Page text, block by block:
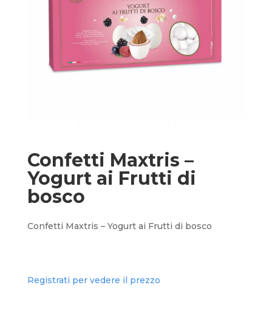
Confetti Maxtris –
Yogurt ai Frutti di
bosco
Confetti Maxtris – Yogurt ai Frutti di bosco
Registrati per vedere il prezzo